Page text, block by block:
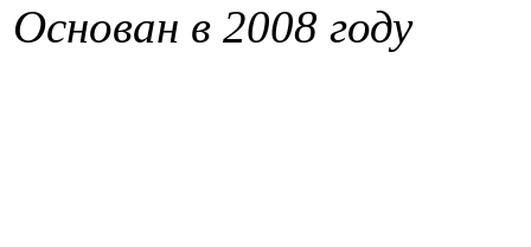
Основан в 2008 году